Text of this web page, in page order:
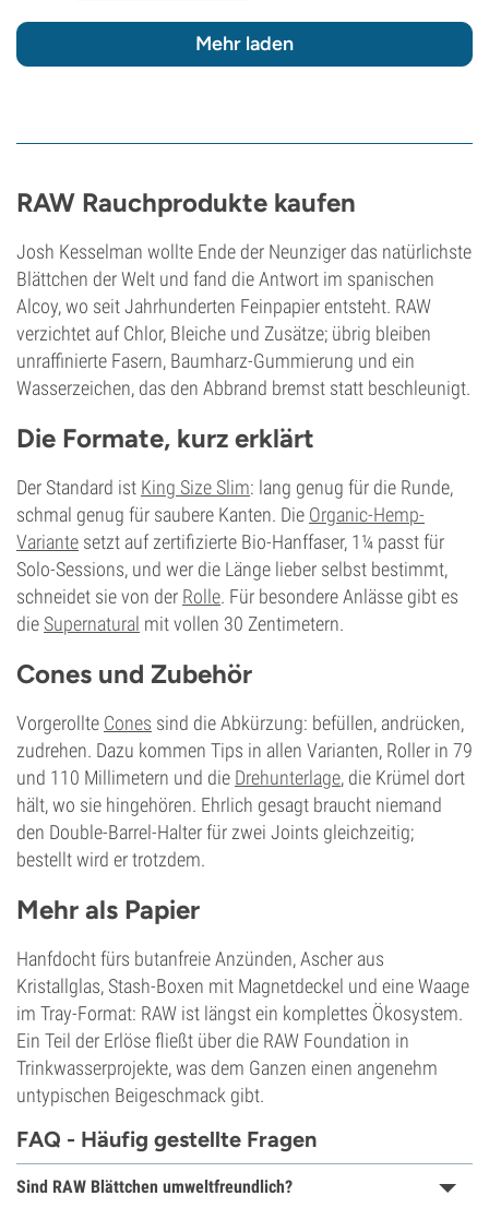
Mehr laden
RAW Rauchprodukte kaufen
Josh Kesselman wollte Ende der Neunziger das natürlichste
Blättchen der Welt und fand die Antwort im spanischen
Alcoy, wo seit Jahrhunderten Feinpapier entsteht. RAW
verzichtet auf Chlor, Bleiche und Zusätze; übrig bleiben
unraffinierte Fasern, Baumharz-Gummierung und ein
Wasserzeichen, das den Abbrand bremst statt beschleunigt.
Die Formate, kurz erklärt
Der Standard ist King Size Slim: lang genug für die Runde,
schmal genug für saubere Kanten. Die Organic-Hemp-
Variante setzt auf zertifizierte Bio-Hanffaser, 1¼ passt für
Solo-Sessions, und wer die Länge lieber selbst bestimmt,
schneidet sie von der Rolle. Für besondere Anlässe gibt es
die Supernatural mit vollen 30 Zentimetern.
Cones und Zubehör
Vorgerollte Cones sind die Abkürzung: befüllen, andrücken,
zudrehen. Dazu kommen Tips in allen Varianten, Roller in 79
und 110 Millimetern und die Drehunterlage, die Krümel dort
hält, wo sie hingehören. Ehrlich gesagt braucht niemand
den Double-Barrel-Halter für zwei Joints gleichzeitig;
bestellt wird er trotzdem.
Mehr als Papier
Hanfdocht fürs butanfreie Anzünden, Ascher aus
Kristallglas, Stash-Boxen mit Magnetdeckel und eine Waage
im Tray-Format: RAW ist längst ein komplettes Ökosystem.
Ein Teil der Erlöse fließt über die RAW Foundation in
Trinkwasserprojekte, was dem Ganzen einen angenehm
untypischen Beigeschmack gibt.
FAQ - Häufig gestellte Fragen
Sind RAW Blättchen umweltfreundlich?